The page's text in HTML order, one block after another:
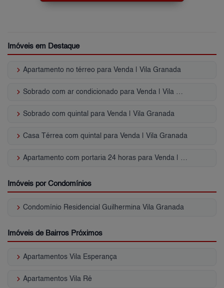
Imóveis em Destaque
keyboard_arrow_right Apartamento no térreo para Venda | Vila Granada
keyboard_arrow_right Sobrado com ar condicionado para Venda | Vila Granada
keyboard_arrow_right Sobrado com quintal para Venda | Vila Granada
keyboard_arrow_right Casa Térrea com quintal para Venda | Vila Granada
keyboard_arrow_right Apartamento com portaria 24 horas para Venda | Vila Granada
Imóveis por Condomínios
keyboard_arrow_right Condomínio Residencial Guilhermina Vila Granada
Imóveis de Bairros Próximos
keyboard_arrow_right Apartamentos Vila Esperança
keyboard_arrow_right Apartamentos Vila Ré